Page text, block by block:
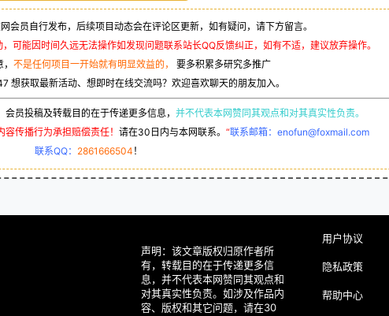
员自行发布，后续项目动态会在评论区更新，如有疑问，请下方留言。
能因时间久远无法操作如发现问题联系站长QQ反馈纠正，如有不适，建议放弃操作。
不是任何项目一开始就有明显效益的，
要多积累多研究多推广
想获取最新活动、想即时在线交流吗？欢迎喜欢聊天的朋友加入。
员投稿及转载目的在于传递更多信息， 并不代表本网赞同其观点和对其真实性负责。
容传播行为承担赔偿责任！ 请在30日内与本网联系。 “联系邮箱：enofun@foxmail.com
联系QQ： 2861666504 ！
声明：该文章版权归原作者所
有，转载目的在于传递更多信
息，并不代表本网赞同其观点和
对其真实性负责。如涉及作品内
容、版权和其它问题，请在30
用户协议
隐私政策
帮助中心